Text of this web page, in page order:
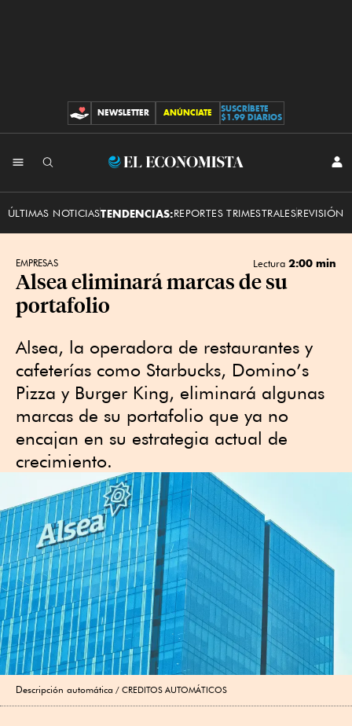
CONTRIBUCIONES
NEWSLETTER ANÚNCIATE
SUSCRÍBETE
$1.99 DIARIOS
El
ÚLTIMAS NOTICIASTENDENCIAS:REPORTES TRIMESTRALESREVISIÓN
EMPRESAS Lectura 2:00 min
Alsea eliminará marcas de su
portafolio
Alsea, la operadora de restaurantes y
cafeterías como Starbucks, Domino’s
Pizza y Burger King, eliminará algunas
marcas de su portafolio que ya no
encajan en su estrategia actual de
crecimiento.
Descripción automática CREDITOS AUTOMÁTICOS